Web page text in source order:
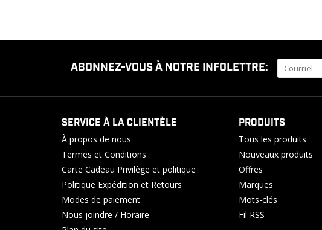
ABONNEZ-VOUS À NOTRE INFOLETTRE:
SERVICE À LA CLIENTÈLE
À propos de nous
Termes et Conditions
Carte Cadeau Privilège et politique
Politique Expédition et Retours
Modes de paiement
Nous joindre / Horaire
PRODUITS
Tous les produits
Nouveaux produits
Offres
Marques
Mots-clés
Fil RSS